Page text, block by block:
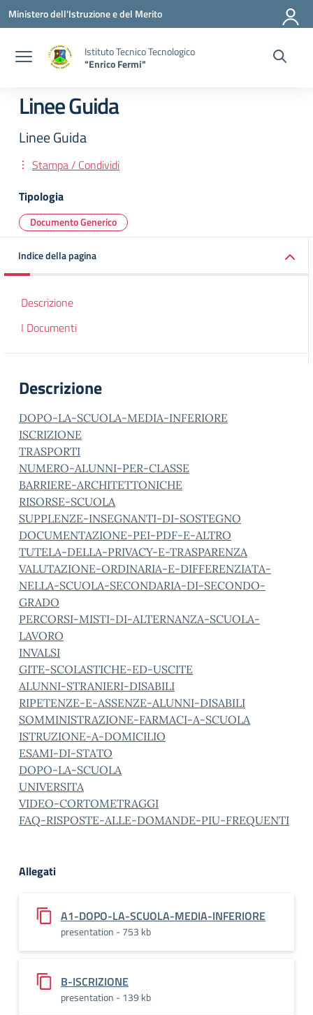
Vai ai contenuti
Vai al menu di navigazione
Vai al footer
Ministero dell'Istruzione e del Merito
Istituto Tecnico Tecnologico
"Enrico Fermi"
Linee Guida
Linee Guida
Stampa / Condividi
Tipologia
Documento Generico
Indice della pagina
Descrizione
I Documenti
Descrizione
DOPO-LA-SCUOLA-MEDIA-INFERIORE
ISCRIZIONE
TRASPORTI
NUMERO-ALUNNI-PER-CLASSE
BARRIERE-ARCHITETTONICHE
RISORSE-SCUOLA
SUPPLENZE-INSEGNANTI-DI-SOSTEGNO
DOCUMENTAZIONE-PEI-PDF-E-ALTRO
TUTELA-DELLA-PRIVACY-E-TRASPARENZA
VALUTAZIONE-ORDINARIA-E-DIFFERENZIATA-
NELLA-SCUOLA-SECONDARIA-DI-SECONDO-
GRADO
PERCORSI-MISTI-DI-ALTERNANZA-SCUOLA-
LAVORO
INVALSI
GITE-SCOLASTICHE-ED-USCITE
ALUNNI-STRANIERI-DISABILI
RIPETENZE-E-ASSENZE-ALUNNI-DISABILI
SOMMINISTRAZIONE-FARMACI-A-SCUOLA
ISTRUZIONE-A-DOMICILIO
ESAMI-DI-STATO
DOPO-LA-SCUOLA
UNIVERSITA
VIDEO-CORTOMETRAGGI
FAQ-RISPOSTE-ALLE-DOMANDE-PIU-FREQUENTI
Allegati
A1-DOPO-LA-SCUOLA-MEDIA-INFERIORE
presentation - 753 kb
B-ISCRIZIONE
presentation - 139 kb